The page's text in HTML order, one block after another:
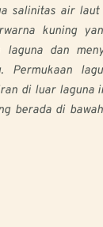
salinitas air
kuning
dan
Permukaan
di luar laguna
berada di